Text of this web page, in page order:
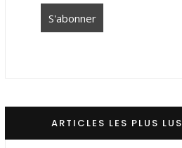
ARTICLES LES PLUS LUS